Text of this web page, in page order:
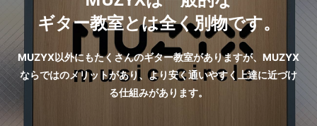
ギター教室とは全く別物です。
MUZYX以外にもたくさんのギター教室がありますが、MUZYX
ならではのメリットがあり、より安く通いやすく上達に近づけ
る仕組みがあります。